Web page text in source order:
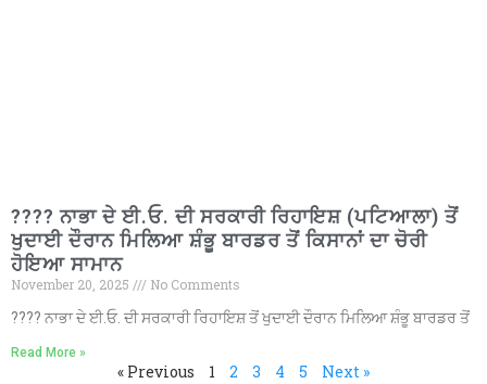
???? ਨਾਭਾ ਦੇ ਈ.ਓ. ਦੀ ਸਰਕਾਰੀ ਰਿਹਾਇਸ਼ (ਪਟਿਆਲਾ) ਤੋਂ
ਖੁਦਾਈ ਦੌਰਾਨ ਮਿਲਿਆ ਸ਼ੰਭੂ ਬਾਰਡਰ ਤੋਂ ਕਿਸਾਨਾਂ ਦਾ ਚੋਰੀ
ਹੋਇਆ ਸਾਮਾਨ
November 20, 2025
No Comments
???? ਨਾਭਾ ਦੇ ਈ.ਓ. ਦੀ ਸਰਕਾਰੀ ਰਿਹਾਇਸ਼ ਤੋਂ ਖੁਦਾਈ ਦੌਰਾਨ ਮਿਲਿਆ ਸ਼ੰਭੂ ਬਾਰਡਰ ਤੋਂ
Read More »
« Previous 1 2 3 4 5 Next »